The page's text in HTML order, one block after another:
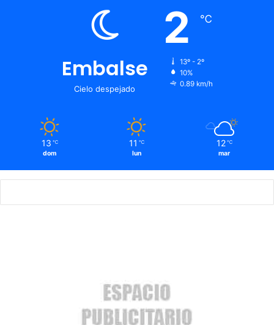
Embalse
Cielo despejado
2 ℃
13º - 2º
10%
0.89 km/h
13 ℃
dom
11 ℃
lun
12 ℃
mar